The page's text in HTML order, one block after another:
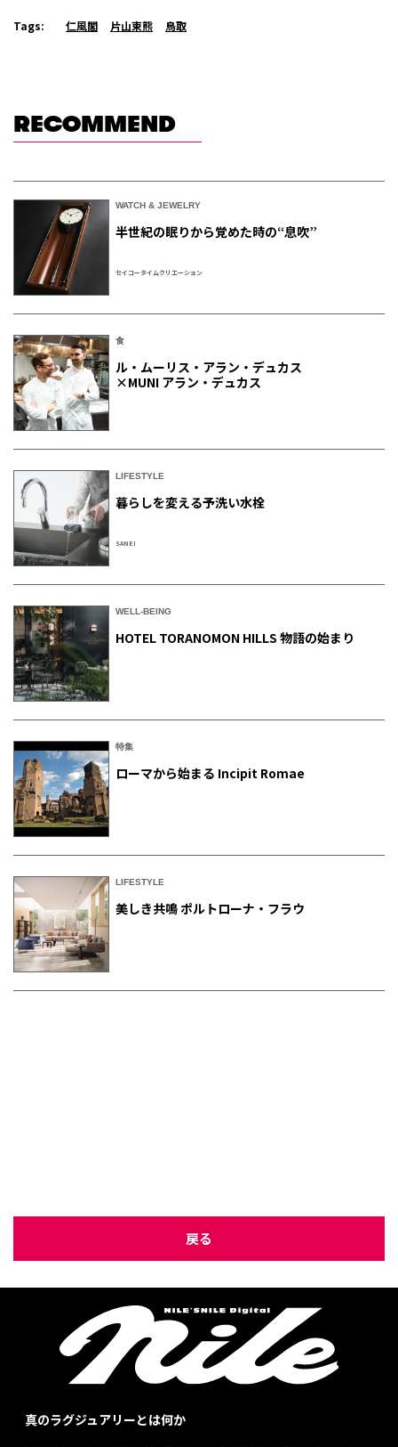
Tags: 仁風閣 片山東熊 鳥取
RECOMMEND
WATCH & JEWELRY
半世紀の眠りから覚めた時の“息吹”
セイコータイムクリエーション
食
ル・ムーリス・アラン・デュカス
×MUNI アラン・デュカス
LIFESTYLE
暮らしを変える予洗い水栓
SANEI
WELL-BEING
HOTEL TORANOMON HILLS 物語の始まり
特集
ローマから始まる Incipit Romae
LIFESTYLE
美しき共鳴 ポルトローナ・フラウ
戻る
真のラグジュアリーとは何か